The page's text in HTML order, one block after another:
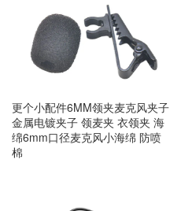
更个小配件6MM领夹麦克风夹子
金属电镀夹子 领麦夹 衣领夹 海
绵6mm口径麦克风小海绵 防喷
棉